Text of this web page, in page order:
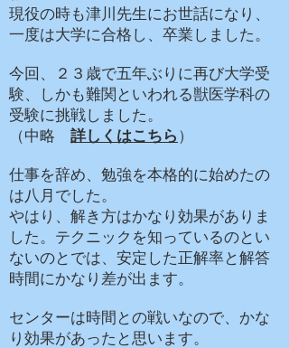
現役の時も津川先生にお世話になり、
一度は大学に合格し、卒業しました。
今回、２３歳で五年ぶりに再び大学受
験、しかも難関といわれる獣医学科の
受験に挑戦しました。
（中略 詳しくはこちら ）
仕事を辞め、勉強を本格的に始めたの
は八月でした。
やはり、解き方はかなり効果がありま
した。テクニックを知っているのとい
ないのとでは、 安定した正解率と解答
時間にかなり差が出ます。
センターは時間との戦いなので、かな
り効果があったと思います。